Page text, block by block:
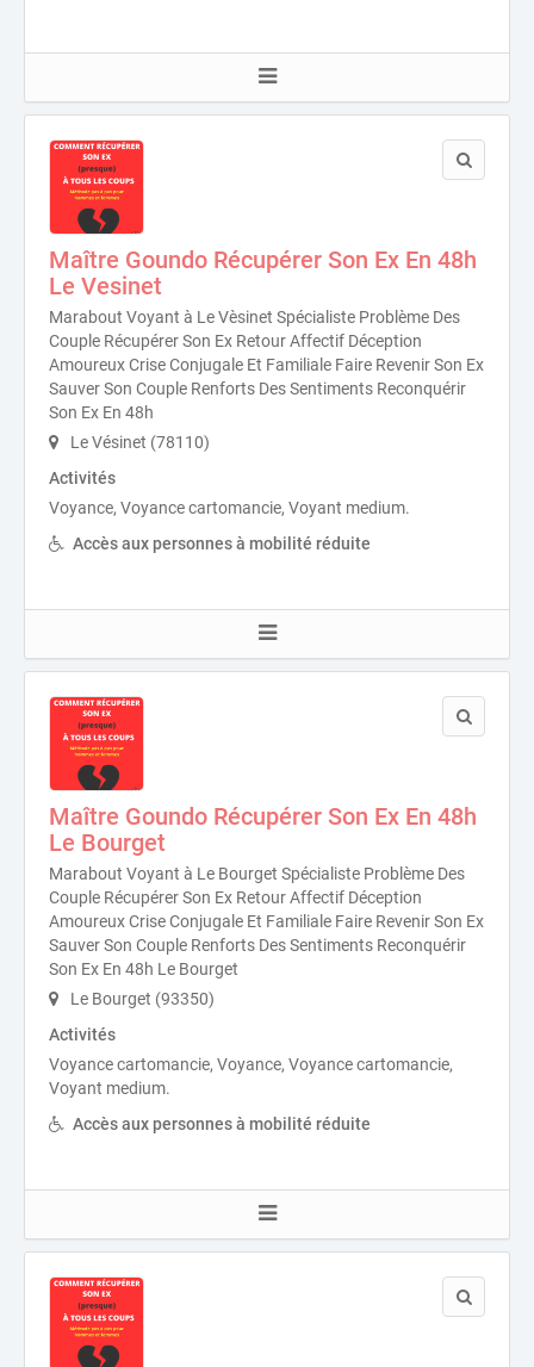
Maître Goundo Récupérer Son Ex En 48h
Le Vesinet
Marabout Voyant à Le Vèsinet Spécialiste Problème Des
Couple Récupérer Son Ex Retour Affectif Déception
Amoureux Crise Conjugale Et Familiale Faire Revenir Son Ex
Sauver Son Couple Renforts Des Sentiments Reconquérir
Son Ex En 48h
Le Vésinet (78110)
Activités
Voyance, Voyance cartomancie, Voyant medium.
Accès aux personnes à mobilité réduite
Maître Goundo Récupérer Son Ex En 48h
Le Bourget
Marabout Voyant à Le Bourget Spécialiste Problème Des
Couple Récupérer Son Ex Retour Affectif Déception
Amoureux Crise Conjugale Et Familiale Faire Revenir Son Ex
Sauver Son Couple Renforts Des Sentiments Reconquérir
Son Ex En 48h Le Bourget
Le Bourget (93350)
Activités
Voyance cartomancie, Voyance, Voyance cartomancie,
Voyant medium.
Accès aux personnes à mobilité réduite